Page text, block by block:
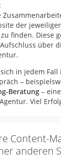
:
der
finden. Diese
über
in jedem Fall
–
Beratung –
Viel
Content-
anderen